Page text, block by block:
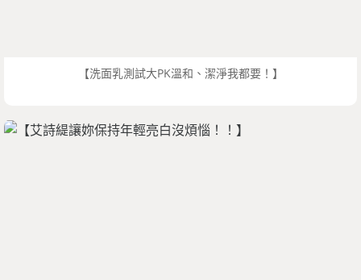
【洗面乳測試大PK溫和、潔淨我都要！】